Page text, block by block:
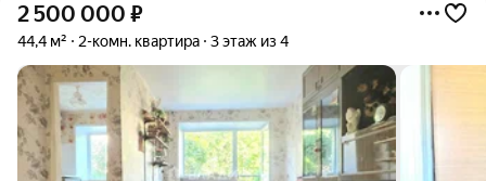
2 500 000 ₽
44,4 м² 2-комн. квартира 3 этаж из 4